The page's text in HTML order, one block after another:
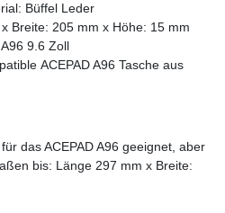
Büffel Leder
Breite: 205 mm x Höhe: 15 mm
9.6 Zoll
ACEPAD A96 Tasche aus
das ACEPAD A96 geeignet, aber
bis: Länge 297 mm x Breite: